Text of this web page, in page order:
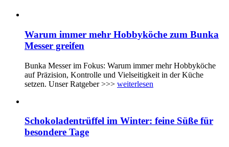
Warum immer mehr Hobbyköche zum Bunka
Messer greifen
Bunka Messer im Fokus: Warum immer mehr Hobbyköche
auf Präzision, Kontrolle und Vielseitigkeit in der Küche
setzen. Unser Ratgeber >>> weiterlesen
Schokoladentrüffel im Winter: feine Süße für
besondere Tage